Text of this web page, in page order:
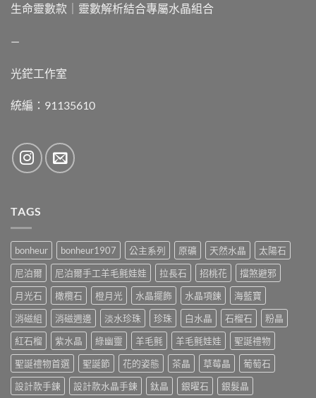
生命靈數款｜靈數解析結合專屬水晶組合
—
光鋩工作室
統編：91135610
TAGS
bonheur bonheur1907 公主系列 原礦 天然水晶
太陽石
尼泊爾
尼泊爾手工羊毛氈娃娃 拉長石 招桃花
擋煞避邪
月光石
橄欖石 橙月光 水晶擺飾 水晶項鍊
海藍寶
消磁組
消磁週邊 淡水珍珠 珍珠 白水晶 石榴石
粉晶
紅石榴
紫水晶 綠幽靈 羊毛氈 羊毛氈娃娃
聖誕禮物
聖誕禮物首選
聖誕節 花的姿態 茶晶 草莓晶
葡萄石
設計款手鍊
設計款水晶手鍊 鈦晶 銀曜石 銀髮晶